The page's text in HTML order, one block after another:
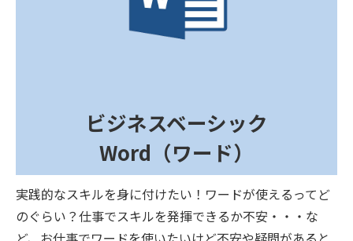
ビジネスベーシック
Word（ワード）
実践的なスキルを身に付けたい！ワードが使えるってど
のぐらい？仕事でスキルを発揮できるか不安・・・な